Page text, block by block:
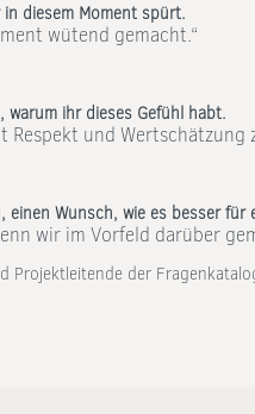
diesem Moment spürt.
wütend gemacht.“
ihr dieses Gefühl habt.
Respekt und Wertschätzung
Wunsch, wie es besser für
wir im Vorfeld darüber
Projektleitende der